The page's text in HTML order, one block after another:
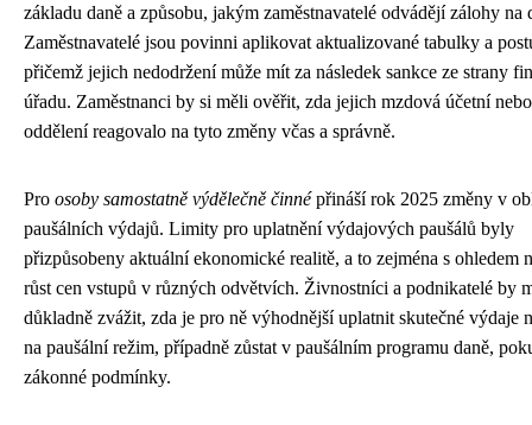
základu daně a způsobu, jakým zaměstnavatelé odvádějí zálohy na
Zaměstnavatelé jsou povinni aplikovat aktualizované tabulky a
přičemž jejich nedodržení může mít za následek sankce ze strany
úřadu. Zaměstnanci by si měli ověřit, zda jejich mzdová účetní
oddělení reagovalo na tyto změny včas a správně.
Pro osoby samostatně výdělečně činnépřináší rok 2025 změny v
paušálních výdajů. Limity pro uplatnění výdajových paušálů byly
přizpůsobeny aktuální ekonomické realitě, a to zejména s ohledem
růst cen vstupů v různých odvětvích. Živnostníci a podnikatelé by
důkladně zvážit, zda je pro ně výhodnější uplatnit skutečné výdaje
na paušální režim, případně zůstat v paušálním programu daně,
zákonné podmínky.